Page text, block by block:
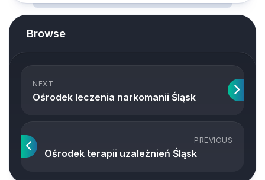
Browse
NEXT
Ośrodek leczenia narkomanii Śląsk
PREVIOUS
Ośrodek terapii uzależnień Śląsk